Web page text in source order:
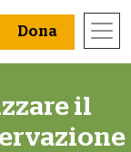
Dona
il